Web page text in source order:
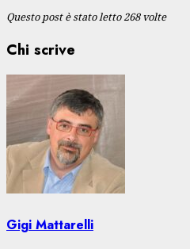
Questo post è stato letto 268 volte
Chi scrive
Gigi Mattarelli